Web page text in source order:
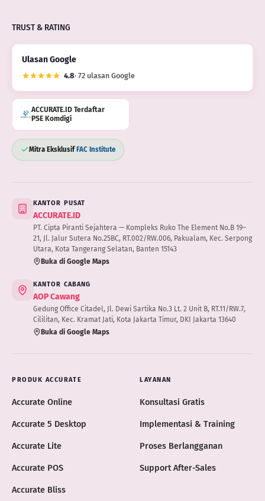
TRUST & RATING
Ulasan Google
4.8· 72 ulasan Google
ACCURATE.ID Terdaftar
PSE Komdigi
Mitra EksklusifFAC Institute
KANTOR PUSAT
ACCURATE.ID
PT. Cipta Piranti Sejahtera — Kompleks Ruko The Element No.B 19–
21, Jl. Jalur Sutera No.25BC, RT.002/RW.006, Pakualam, Kec. Serpong
Utara, Kota Tangerang Selatan, Banten 15143
Buka di Google Maps
KANTOR CABANG
AOP Cawang
Gedung Office Citadel, Jl. Dewi Sartika No.3 Lt. 2 Unit B, RT.11/RW.7,
Cililitan, Kec. Kramat Jati, Kota Jakarta Timur, DKI Jakarta 13640
Buka di Google Maps
PRODUK ACCURATE
Accurate Online
Accurate 5 Desktop
Accurate Lite
Accurate POS
Accurate Bliss
LAYANAN
Konsultasi Gratis
Implementasi & Training
Proses Berlangganan
Support After-Sales